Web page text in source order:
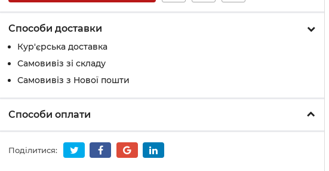
Способи доставки
Кур'єрська доставка
Самовивіз зі складу
Самовивіз з Нової пошти
Способи оплати
Поділитися: